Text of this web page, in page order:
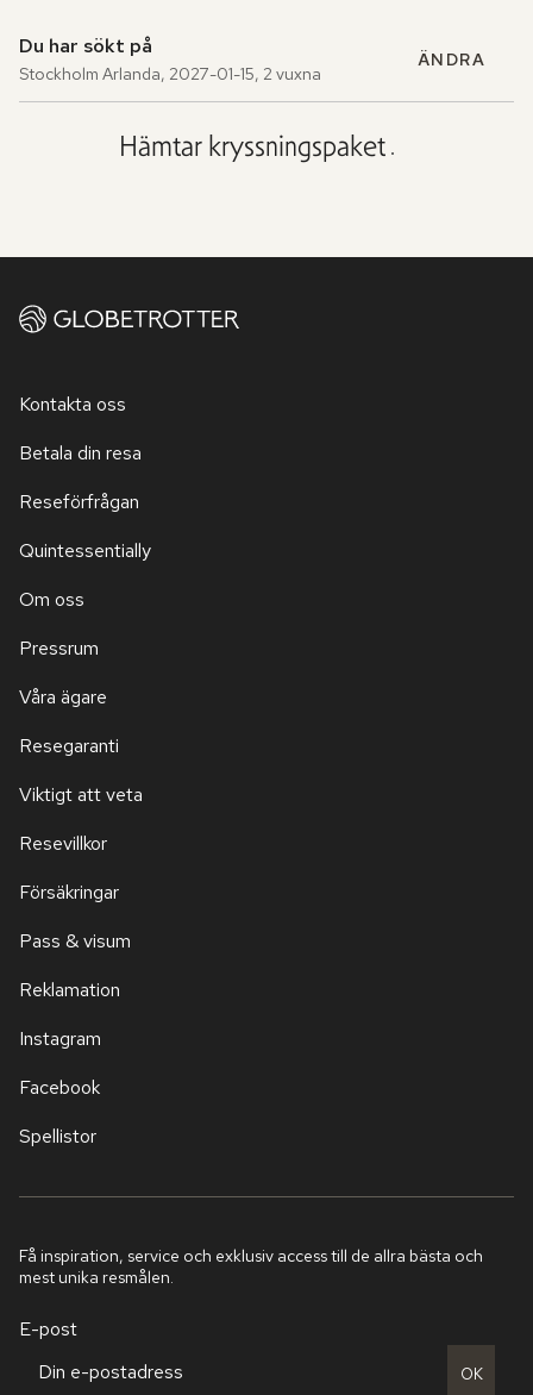
Du har sökt på
Stockholm Arlanda, 2027-01-15, 2 vuxna
ÄNDRA
Hämtar kryssningspaket
Kontakta oss
Betala din resa
Reseförfrågan
Quintessentially
Om oss
Pressrum
Våra ägare
Resegaranti
Viktigt att veta
Resevillkor
Försäkringar
Pass & visum
Reklamation
Instagram
Facebook
Spellistor
Få inspiration, service och exklusiv access till de allra bästa och
mest unika resmålen.
E-post
OK